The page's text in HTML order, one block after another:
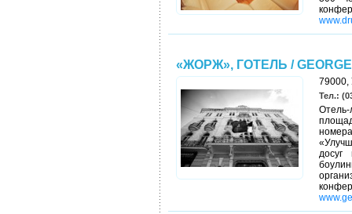
«ЖОРЖ», ГОТЕЛЬ / GEORGE
79000,
Тел.:
досуг